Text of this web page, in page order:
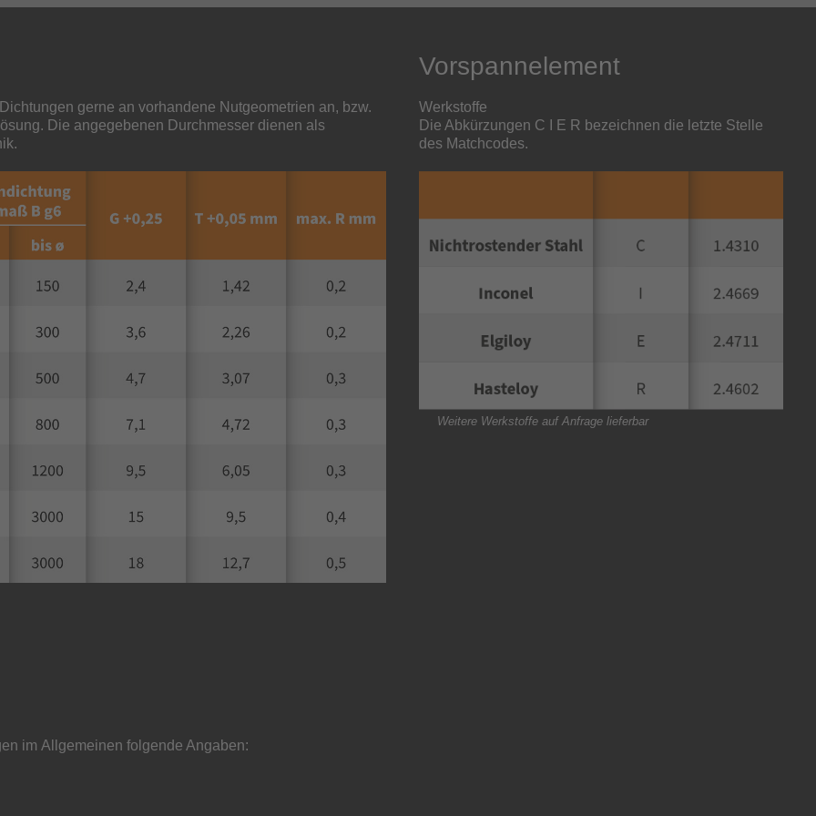
gerne an vorhandene Nutgeometrien an, bzw.
Die angegebenen Durchmesser dienen als
Vorspannelement
Werkstoffe
Die Abkürzungen C I E R bezeichnen die letzte Stelle
des Matchcodes.
Weitere Werkstoffe auf Anfrage lieferbar
im Allgemeinen folgende Angaben: